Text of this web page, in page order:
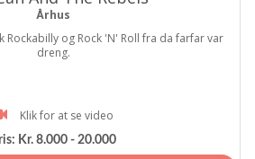
Århus
Rockabilly og Rock 'N' Roll fra da farfar var
dreng.
Klik for at se video
Kr. 8.000 - 20.000